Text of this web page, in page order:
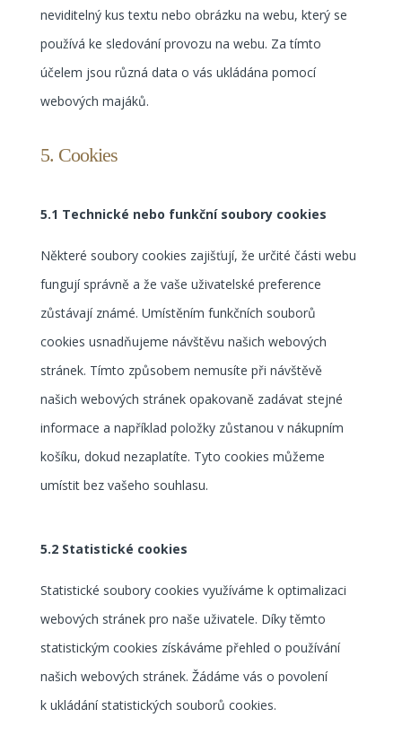
neviditelný kus textu nebo obrázku na webu, který se
používá ke sledování provozu na webu. Za tímto
účelem jsou různá data o vás ukládána pomocí
webových majáků.
5. Cookies
5.1 Technické nebo funkční soubory cookies
Některé soubory cookies zajišťují, že určité části webu
fungují správně a že vaše uživatelské preference
zůstávají známé. Umístěním funkčních souborů
cookies usnadňujeme návštěvu našich webových
stránek. Tímto způsobem nemusíte při návštěvě
našich webových stránek opakovaně zadávat stejné
informace a například položky zůstanou v nákupním
košíku, dokud nezaplatíte. Tyto cookies můžeme
umístit bez vašeho souhlasu.
5.2 Statistické cookies
Statistické soubory cookies využíváme k optimalizaci
webových stránek pro naše uživatele. Díky těmto
statistickým cookies získáváme přehled o používání
našich webových stránek. Žádáme vás o povolení
k ukládání statistických souborů cookies.